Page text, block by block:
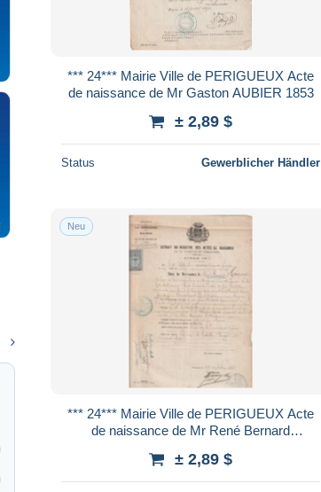
*** 24*** Mairie Ville de PERIGUEUX Acte
de naissance de Mr Gaston AUBIER 1853
± 2,89 $
Status Gewerblicher Händler
Neu
*** 24*** Mairie Ville de PERIGUEUX Acte
de naissance de Mr René Bernard
± 2,89 $